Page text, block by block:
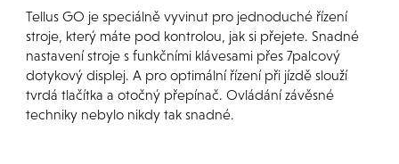
Tellus GO je speciálně vyvinut pro jednoduché řízení
stroje, který máte pod kontrolou, jak si přejete. Snadné
nastavení stroje s funkčními klávesami přes 7palcový
dotykový displej. A pro optimální řízení při jízdě slouží
tvrdá tlačítka a otočný přepínač. Ovládání závěsné
techniky nebylo nikdy tak snadné.